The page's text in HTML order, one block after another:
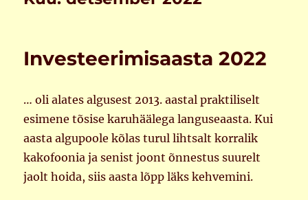
Investeerimisaasta 2022
… oli alates algusest 2013. aastal praktiliselt
esimene tõsise karuhäälega languseaasta. Kui
aasta algupoole kõlas turul lihtsalt korralik
kakofoonia ja senist joont õnnestus suurelt
jaolt hoida, siis aasta lõpp läks kehvemini.